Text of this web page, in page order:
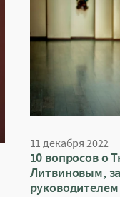
11 декабря 2022
10 вопросов о
Литвиновым,